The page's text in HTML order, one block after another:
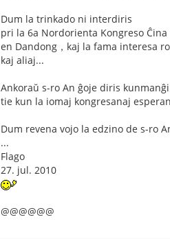
Dum la trinkado ni interdiris
pri la 6a Nordorienta Kongreso
en Dandong，kaj la fama interesa
kaj aliaj...
Ankoraŭ s-ro An ĝoje diris kunmanĝi
tie kun la iomaj kongresanaj
Dum revena vojo la edzino de s-ro
...
Flago
27. jul. 2010
@@@@@@